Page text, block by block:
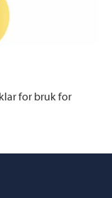
for bruk for